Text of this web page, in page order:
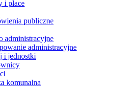
i płace
publiczne
administracyjne
administracyjne
i jednostki
komunalna